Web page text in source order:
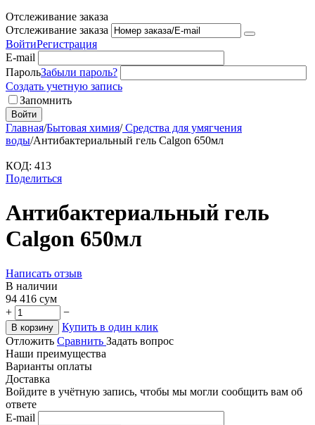
Отслеживание заказа
Отслеживание заказа
ВойтиРегистрация
E-mail
ПарольЗабыли пароль?
Создать учетную запись
Запомнить
Войти
Главная/Бытовая химия/Средства для умягчения
воды/Антибактериальный гель Calgon 650мл
КОД: 413
Поделиться
Антибактериальный гель
Calgon 650мл
Написать отзыв
В наличии
94 416 сум
+
−
В корзину
Купить в один клик
Отложить Сравнить Задать вопрос
Наши преимущества
Варианты оплаты
Доставка
Войдите в учётную запись, чтобы мы могли сообщить вам об
ответе
E-mail